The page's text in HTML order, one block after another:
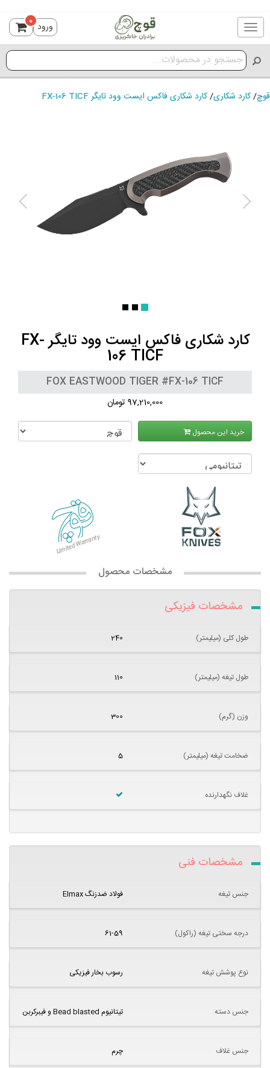
Toggle
navigation
ورود 0
قوچ/کارد شکاری/کارد شکاری فاکس ایست وود تایگر FX-106 TICF
کارد شکاری فاکس ایست وود تایگر FX-
106 TICF
FOX EASTWOOD TIGER #FX-106 TICF
97,210,000 تومان
خرید این محصول
مشخصات محصول
مشخصات فیزیکی
طول کلی (میلیمتر) 240
طول تیغه (میلیمتر) 110
وزن (گرم) 300
ضخامت تیغه (میلیمتر) 5
غلاف نگهدارنده
مشخصات فنی
جنس تیغه فولاد ضدزنگ Elmax
درجه سختی تیغه (راکول) 61-59
نوع پوشش تیغه رسوب بخار فیزیکی
جنس دسته تیتانیوم Bead blasted و فیبرکربن
جنس غلاف چرم